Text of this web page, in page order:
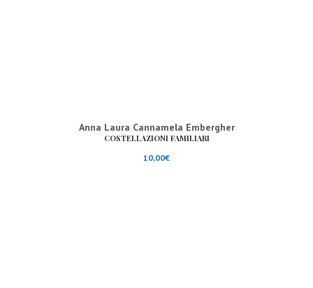
Anna Laura Cannamela Embergher
COSTELLAZIONI FAMILIARI
10,00€